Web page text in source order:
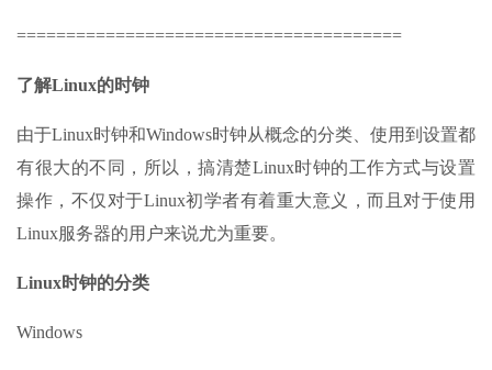
=======================================
了解Linux的时钟
由于Linux时钟和Windows时钟从概念的分类、使用到设置都
有很大的不同，所以，搞清楚Linux时钟的工作方式与设置
操作，不仅对于Linux初学者有着重大意义，而且对于使用
Linux服务器的用户来说尤为重要。
Linux时钟的分类
Windows